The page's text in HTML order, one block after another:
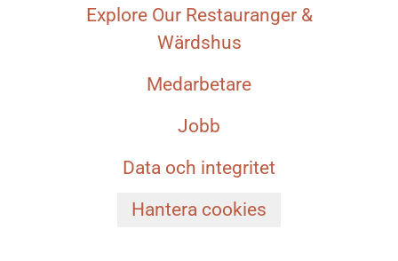
Explore Our Restauranger &
Wärdshus
Medarbetare
Jobb
Data och integritet
Hantera cookies